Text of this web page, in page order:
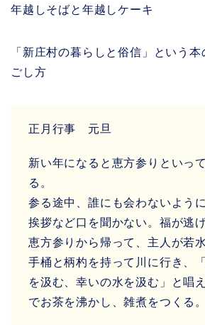
年越しそばと年越しケーキ
「新庄村の暮らしと俗信」という
ごし方
正月行事 元旦
新い年になると恵方参りといっ
る。
参る途中、誰にも会わないよう
挨拶など口を聞かない。福が逃
恵方参りから帰って、主人が若
手桶と柄杓を持って川に行き、
を汲む、幸いの水を汲む」と唱
でお茶を沸かし、雑煮をつくる。